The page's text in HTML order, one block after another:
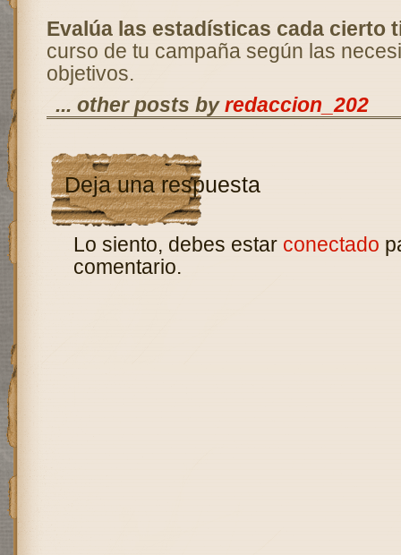
Evalúa las estadísticas cada cierto
curso de tu campaña según las
objetivos.
... other posts byredaccion_202
Deja una respuesta
Lo siento, debes estar conectado
comentario.